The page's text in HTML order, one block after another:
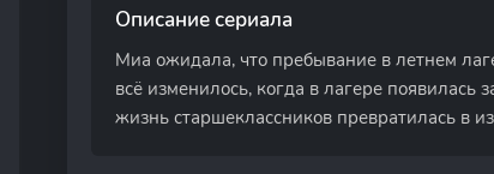
Описание сериала
Миа ожидала, что пребывание в летнем
всё изменилось, когда в лагере появилась
жизнь старшеклассников превратилась в